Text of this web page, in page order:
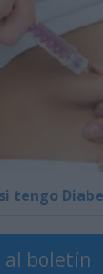
tengo
al boletín